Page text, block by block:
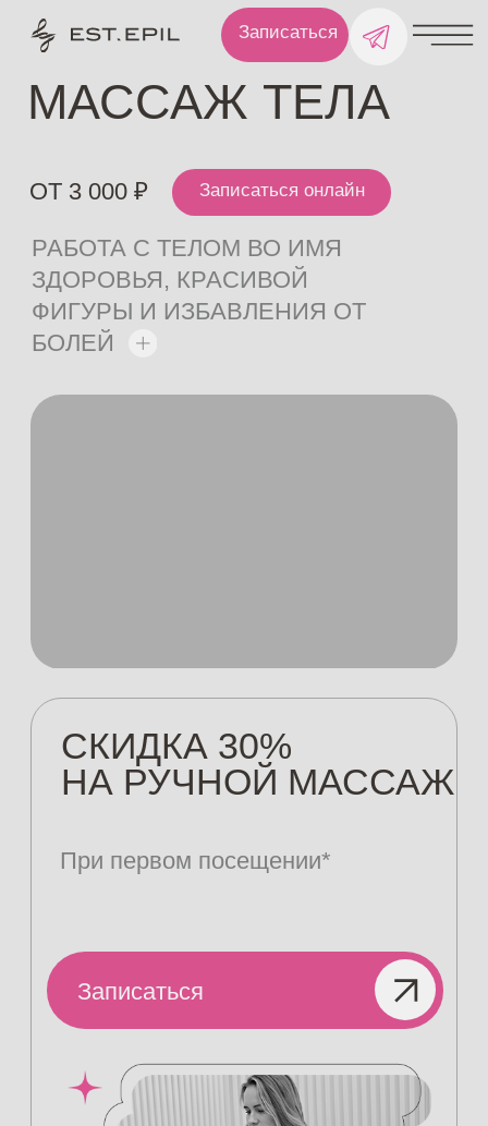
Записаться
МАССАЖ ТЕЛА
РАБОТА С ТЕЛОМ ВО ИМЯ
ЗДОРОВЬЯ, КРАСИВОЙ
ФИГУРЫ И ИЗБАВЛЕНИЯ ОТ
БОЛЕЙ
ВИДЫ МАССАЖА